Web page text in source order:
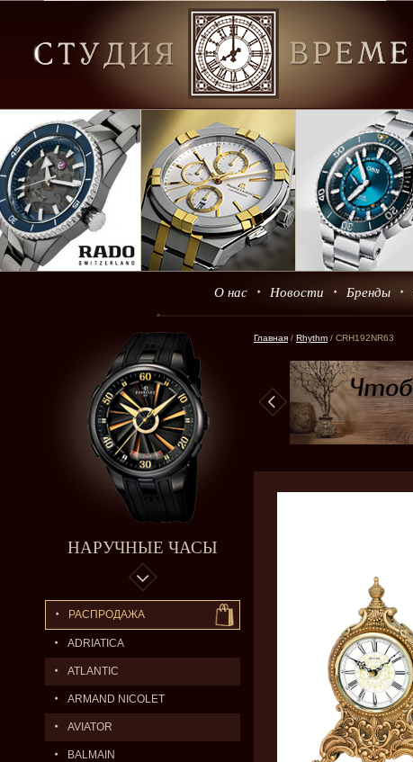
О нас Новости Бренды
НАРУЧНЫЕ ЧАСЫ
РАСПРОДАЖА
ADRIATICA
ATLANTIC
ARMAND NICOLET
AVIATOR
BALMAIN
Главная / Rhythm / CRH192NR63